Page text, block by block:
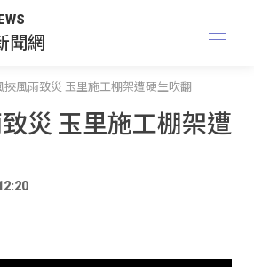
聞網
挾風雨致災 玉里施工棚架遭硬生吹翻
災 玉里施工棚架遭